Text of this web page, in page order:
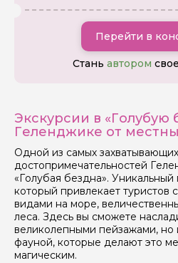
Перейти в
Стань автором
Экскурсии в «Голубую
Геленджике от
Одной из самых
достопримечательностей
«Голубая бездна».
который привлекает
видами на море,
леса. Здесь вы сможете
великолепными пейзажами, но
фауной, которые делают это
магическим.
Задайте свой вопрос
Как вас зовут
Ваш номер телефона
Вопросы и комментарии
Если у вас есть интересующие
задать